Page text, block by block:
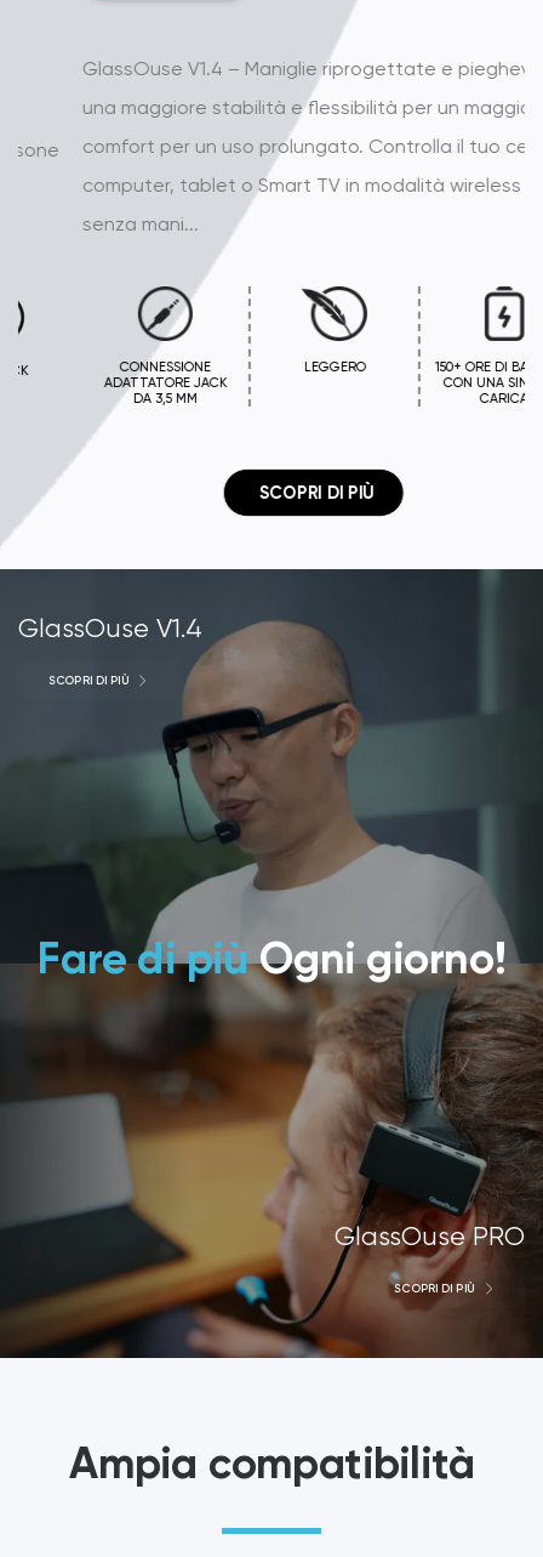
GlassOuse V1.4 – Maniglie riprogettate e pieghevoli per
una maggiore stabilità e flessibilità per un maggiore
comfort per un uso prolungato. Controlla il tuo cellulare,
computer, tablet o Smart TV in modalità wireless e
senza mani...
CONNESSIONE
ADATTATORE JACK
DA 3,5 MM
LEGGERO
150+ ORE DI BATTERIA
CON UNA SINGOLA
CARICA
SCOPRI DI PIÙ
Fare di piùOgni giorno!
GlassOuse V1.4
SCOPRI DI PIÙ
GlassOuse PRO
SCOPRI DI PIÙ
Ampia compatibilità